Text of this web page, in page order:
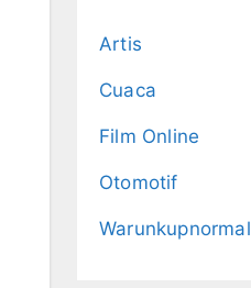
Artis
Cuaca
Film Online
Otomotif
Warunkupnormal